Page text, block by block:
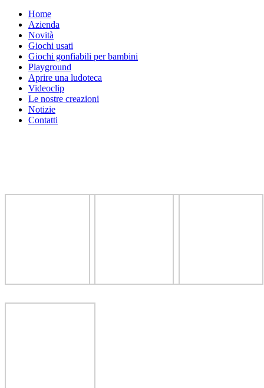
Home
Azienda
Novità
Giochi usati
Giochi gonfiabili per bambini
Playground
Aprire una ludoteca
Videoclip
Le nostre creazioni
Notizie
Contatti